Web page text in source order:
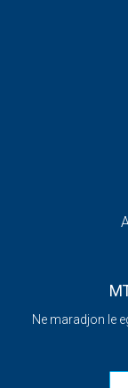
Ne maradjon le